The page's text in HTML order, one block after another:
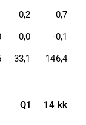
0,2
0,7
0,0
-0,1
33,1 146,4
Q1 14 kk